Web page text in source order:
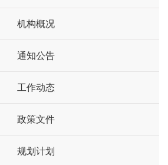
机构概况
通知公告
工作动态
政策文件
规划计划